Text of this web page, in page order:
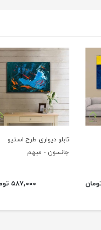
تابلو دیواری طرح استیو
جانسون - مبهم
۵۸۷,۰۰۰ تومان